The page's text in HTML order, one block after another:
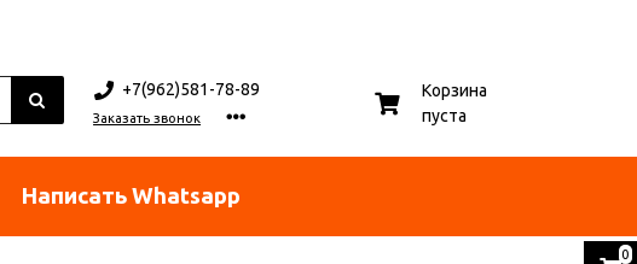
+7(962)581-78-89
Заказать звонок
Корзина
пуста
Написать Whatsapp
0